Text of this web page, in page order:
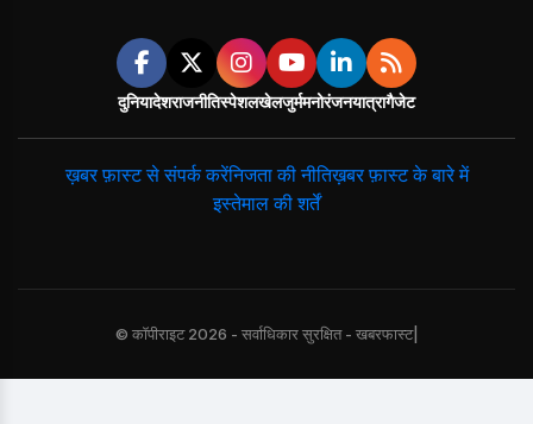
दुनियादेशराजनीतिस्पेशलखेलजुर्ममनोरंजनयात्रागैजेट
ख़बर फ़ास्ट से संपर्क करेंनिजता की नीतिख़बर फ़ास्ट के बारे में
इस्तेमाल की शर्तें
© कॉपीराइट 2026 - सर्वाधिकार सुरक्षित - खबरफास्ट|